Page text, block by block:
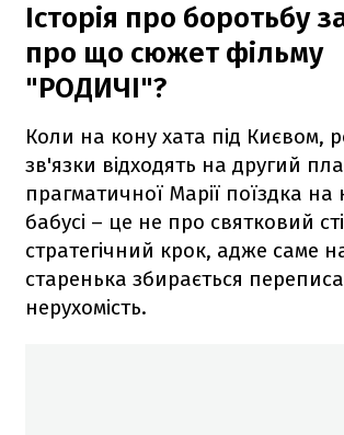
Історія про боротьбу
про що сюжет фільму
"РОДИЧІ"?
Коли на кону хата під Києвом,
зв'язки відходять на другий
прагматичної Марії поїздка на
бабусі – це не про святковий
стратегічний крок, адже саме
старенька збирається
нерухомість.